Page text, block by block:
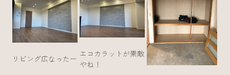
リビング広なったー エコカラットが素敵
やね！